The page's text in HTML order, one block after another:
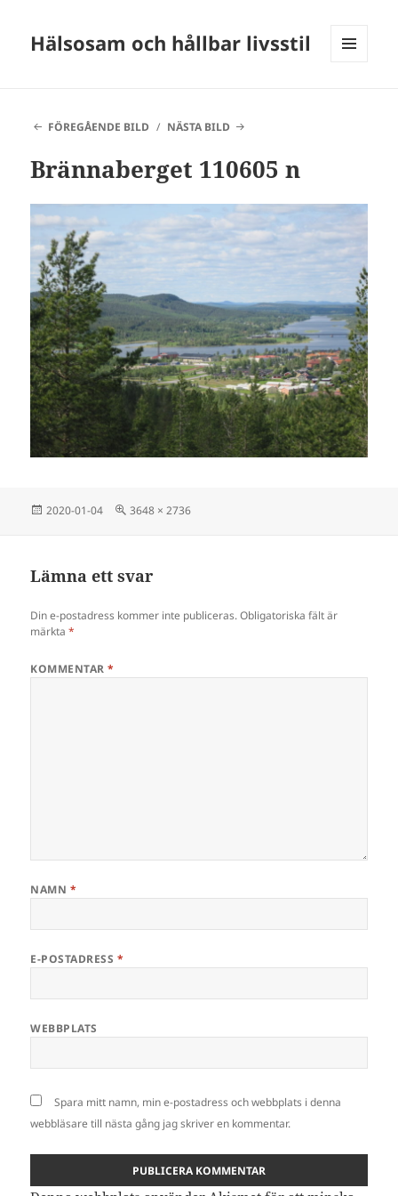
Hälsosam och hållbar livsstil
FÖREGÅENDE BILD
NÄSTA BILD
Brännaberget 110605 n
Postat
2020-01-04
Full
3648 × 2736
Lämna ett svar
Din e-postadress kommer inte publiceras. Obligatoriska fält är
märkta*
KOMMENTAR*
NAMN *
E-POSTADRESS *
WEBBPLATS
Spara mitt namn, min e-postadress och webbplats i denna
webbläsare till nästa gång jag skriver en kommentar.